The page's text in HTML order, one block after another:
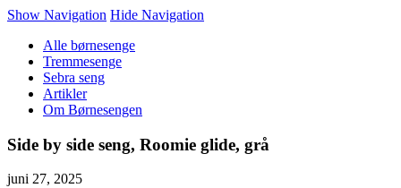
Show Navigation Hide Navigation
Alle børnesenge
Tremmesenge
Sebra seng
Artikler
Om Børnesengen
Side by side seng, Roomie glide, grå
juni 27, 2025